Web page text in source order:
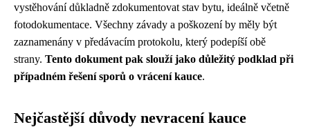
vystěhování důkladně zdokumentovat stav bytu, ideálně včetně
fotodokumentace. Všechny závady a poškození by měly být
zaznamenány v předávacím protokolu, který podepíší obě
strany. Tento dokument pak slouží jako důležitý podklad při
případném řešení sporů o vrácení kauce.
Nejčastější důvody nevracení kauce